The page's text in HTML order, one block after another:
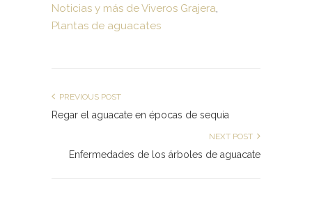
Noticias y más de Viveros Grajera,
Plantas de aguacates
PREVIOUS POST
Regar el aguacate en épocas de sequia
NEXT POST
Enfermedades de los árboles de aguacate